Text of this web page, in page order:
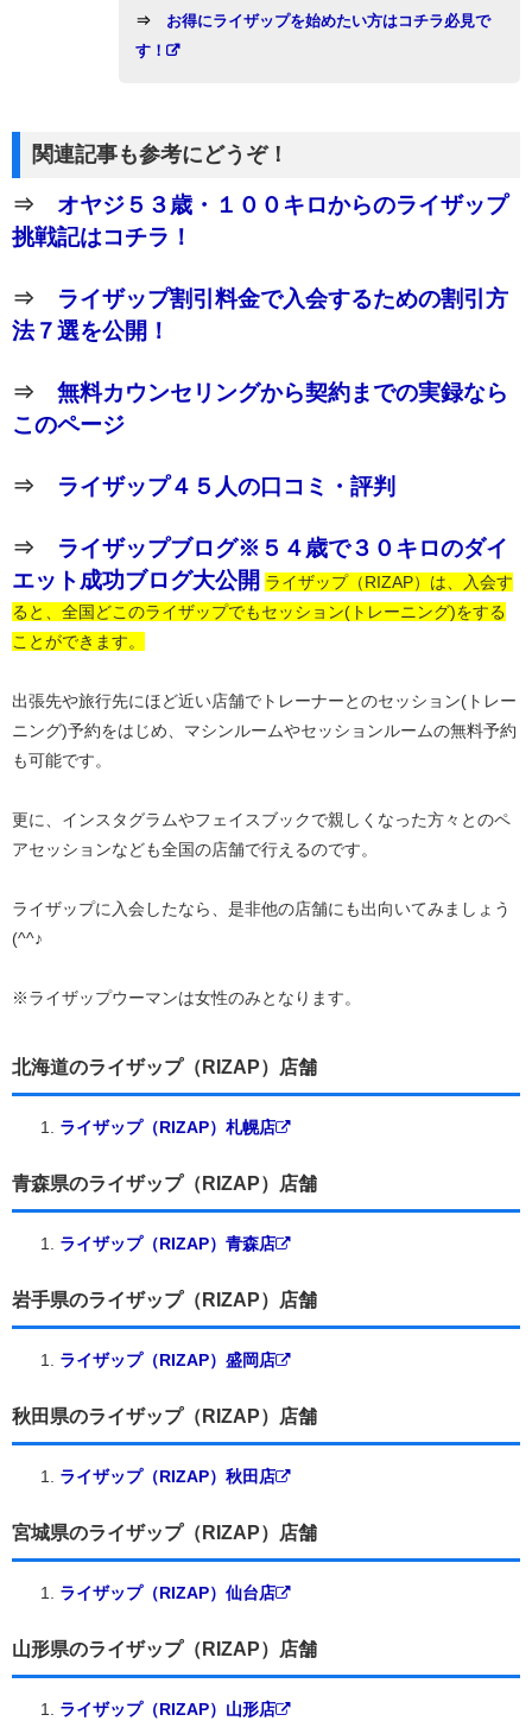
⇒
お得にライザップを始めたい方はコチラ必見で
す！
関連記事も参考にどうぞ！
⇒ オヤジ５３歳・１００キロからのライザップ
挑戦記はコチラ！
⇒ ライザップ割引料金で入会するための割引方
法７選を公開！
⇒ 無料カウンセリングから契約までの実録なら
このページ
⇒ ライザップ４５人の口コミ・評判
⇒ ライザップブログ※５４歳で３０キロのダイ
エット成功ブログ大公開 ライザップ（RIZAP）は、入会す
ると、全国どこのライザップでもセッション(トレーニング)をする
ことができます。
出張先や旅行先にほど近い店舗でトレーナーとのセッション(トレー
ニング)予約をはじめ、マシンルームやセッションルームの無料予約
も可能です。
更に、インスタグラムやフェイスブックで親しくなった方々とのペ
アセッションなども全国の店舗で行えるのです。
ライザップに入会したなら、是非他の店舗にも出向いてみましょう
(^^♪
※ライザップウーマンは女性のみとなります。
北海道のライザップ（RIZAP）店舗
ライザップ（RIZAP）札幌店
青森県のライザップ（RIZAP）店舗
ライザップ（RIZAP）青森店
岩手県のライザップ（RIZAP）店舗
ライザップ（RIZAP）盛岡店
秋田県のライザップ（RIZAP）店舗
ライザップ（RIZAP）秋田店
宮城県のライザップ（RIZAP）店舗
ライザップ（RIZAP）仙台店
山形県のライザップ（RIZAP）店舗
ライザップ（RIZAP）山形店